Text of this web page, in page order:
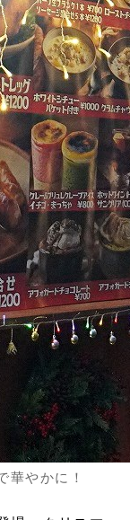
華やかに！